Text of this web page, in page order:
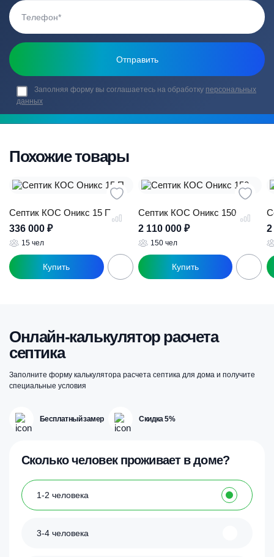
Заполняя форму вы соглашаетесь на обработку персональных
данных
Похожие товары
Септик КОС Оникс 15 П
336 000 ₽
15 чел
Септик КОС Оникс 150
2 110 000 ₽
150 чел
Онлайн-калькулятор расчета
септика
Заполните форму калькулятора расчета септика для дома и получите
специальные условия
Бесплатный замер Скидка 5%
Сколько человек проживает в доме?
1-2 человека
3-4 человека